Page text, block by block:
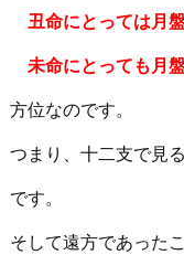
丑命にとっては月
未命にとっても月
方位なのです。
つまり、十二支で見
です。
そして遠方であった